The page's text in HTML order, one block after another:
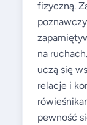
fizyczną.
na
uczą się
relacje i
pewność